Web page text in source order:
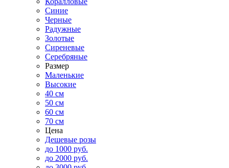
Синие
Черные
Радужные
Золотые
Сиреневые
Серебряные
Размер
Маленькие
Высокие
40 см
50 см
60 см
70 см
Цена
Дешевые розы
до 1000 руб.
до 2000 руб.